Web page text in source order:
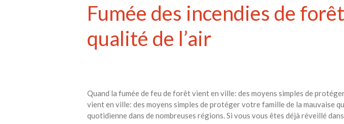
Fumée des incendies de
qualité de l’air
Quand la fumée de feu de forêt vient en ville: des moyens simples de
vient en ville: des moyens simples de protéger votre famille de la mauvaise
quotidienne dans de nombreuses régions. Si vous vous êtes déjà réveillé